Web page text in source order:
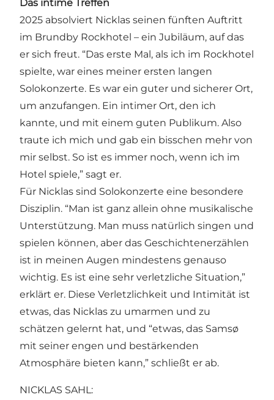
Das intime Treffen
2025 absolviert Nicklas seinen fünften Auftritt
im Brundby Rockhotel – ein Jubiläum, auf das
er sich freut. “Das erste Mal, als ich im Rockhotel
spielte, war eines meiner ersten langen
Solokonzerte. Es war ein guter und sicherer Ort,
um anzufangen. Ein intimer Ort, den ich
kannte, und mit einem guten Publikum. Also
traute ich mich und gab ein bisschen mehr von
mir selbst. So ist es immer noch, wenn ich im
Hotel spiele,” sagt er.
Für Nicklas sind Solokonzerte eine besondere
Disziplin. “Man ist ganz allein ohne musikalische
Unterstützung. Man muss natürlich singen und
spielen können, aber das Geschichtenerzählen
ist in meinen Augen mindestens genauso
wichtig. Es ist eine sehr verletzliche Situation,”
erklärt er. Diese Verletzlichkeit und Intimität ist
etwas, das Nicklas zu umarmen und zu
schätzen gelernt hat, und “etwas, das Samsø
mit seiner engen und bestärkenden
Atmosphäre bieten kann,” schließt er ab.
NICKLAS SAHL: